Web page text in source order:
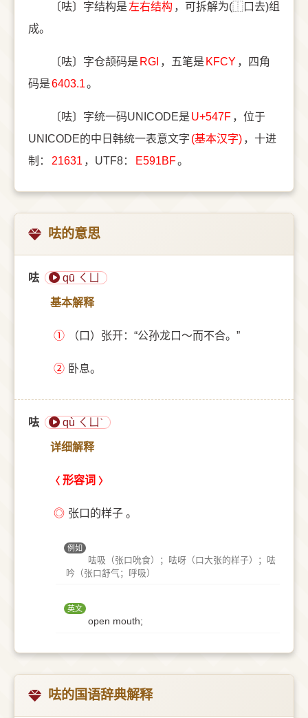
〔呿〕字结构是 左右结构 ，可拆解为(⿰口去)组
成。
〔呿〕字仓颉码是 RGI ，五笔是 KFCY ，四角
码是6403.1。
〔呿〕字统一码UNICODE是 U+547F ，位于
UNICODE的中日韩统一表意文字 (基本汉字) ，十进
制：
21631 ，UTF8： E591BF。
呿的意思
呿 qū ㄑㄩ
基本解释
① （口）张开：“公孙龙口～而不合。”
② 卧息。
呿 qù ㄑㄩˋ
详细解释
形容词
◎ 张口的样子 。
例如
呿吸（张口吮食）；呿呀（口大张的样子）；呿
吟（张口舒气；呼吸）
英文
open mouth;
呿的国语辞典解释